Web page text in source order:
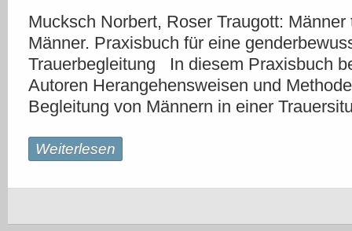
Mucksch Norbert, Roser Traugott: Männer
Männer. Praxisbuch für eine
Trauerbegleitung In diesem Praxisbuch
Autoren Herangehensweisen und
Begleitung von Männern in einer
Weiterlesen